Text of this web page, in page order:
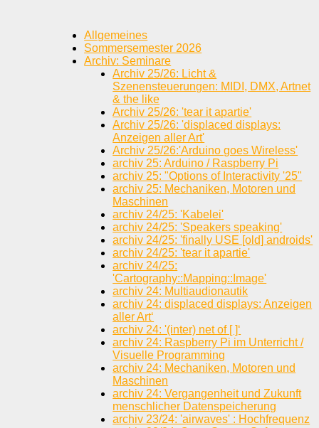
Allgemeines
Sommersemester 2026
Archiv: Seminare
Archiv 25/26: Licht &
Szenensteuerungen: MIDI, DMX, Artnet
& the like
Archiv 25/26: 'tear it apartie'
Archiv 25/26: 'displaced displays:
Anzeigen aller Art'
Archiv 25/26:'Arduino goes Wireless'
archiv 25: Arduino / Raspberry Pi
archiv 25: "Options of Interactivity '25"
archiv 25: Mechaniken, Motoren und
Maschinen
archiv 24/25: 'Kabelei'
archiv 24/25: 'Speakers speaking'
archiv 24/25: 'finally USE [old] androids'
archiv 24/25: 'tear it apartie'
archiv 24/25:
'Cartography::Mapping::Image'
archiv 24: Multiaudionautik
archiv 24: displaced displays: Anzeigen
aller Art‘
archiv 24: '(inter) net of [ ]‘
archiv 24: Raspberry Pi im Unterricht /
Visuelle Programming
archiv 24: Mechaniken, Motoren und
Maschinen
archiv 24: Vergangenheit und Zukunft
menschlicher Datenspeicherung
archiv 23/24: 'airwaves' : Hochfrequenz